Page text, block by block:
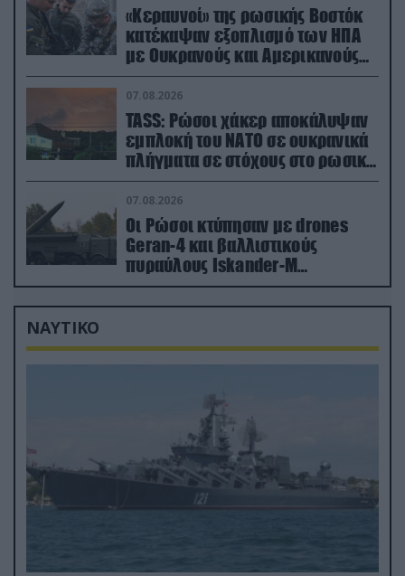
«Κεραυνοί» της ρωσικής Βοστόκ
κατέκαψαν εξοπλισμό των ΗΠΑ
με Ουκρανούς και Αμερικανούς
μισθοφόρους – Δείτε βίντεο
07.08.2026
TASS: Ρώσοι χάκερ αποκάλυψαν
εμπλοκή του ΝΑΤΟ σε ουκρανικά
πλήγματα σε στόχους στο ρωσικό
έδαφος!
07.08.2026
Οι Ρώσοι κτύπησαν με drones
Geran-4 και βαλλιστικούς
πυραύλους Iskander-M
ουκρανικό τρένο με στρατιωτικό
εξοπλισμό
ΝΑΥΤΙΚΟ